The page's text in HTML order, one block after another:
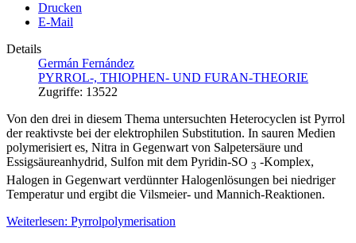
Drucken
E-Mail
Details
Germán Fernández
PYRROL-, THIOPHEN- UND FURAN-THEORIE
Zugriffe: 13522
Von den drei in diesem Thema untersuchten Heterocyclen ist Pyrrol
der reaktivste bei der elektrophilen Substitution. In sauren Medien
polymerisiert es, Nitra in Gegenwart von Salpetersäure und
Essigsäureanhydrid, Sulfon mit dem Pyridin-SO 3 -Komplex,
Halogen in Gegenwart verdünnter Halogenlösungen bei niedriger
Temperatur und ergibt die Vilsmeier- und Mannich-Reaktionen.
Weiterlesen: Pyrrolpolymerisation